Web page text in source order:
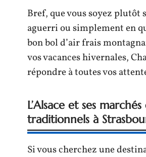
Bref, que vous soyez plutôt
aguerri ou simplement en
bon bol d’air frais
vos vacances hivernales,
répondre à toutes vos
L’Alsace et ses
traditionnels à
Si vous cherchez une